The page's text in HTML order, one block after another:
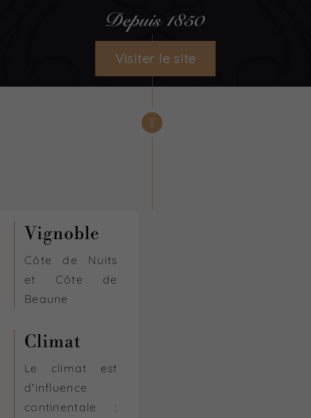
Visiter le site
Vignoble
Côte de Nuits
et Côte de
Beaune
Climat
Le climat est
d'influence
continentale :